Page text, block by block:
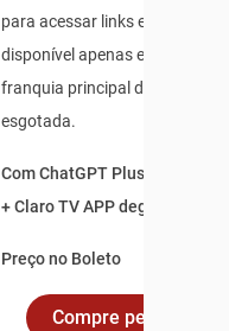
para acessar links externos, e
disponível apenas enquanto
franquia principal de dados
esgotada.
Com ChatGPT Plus incluso
+ Claro TV APP degustação
Preço no Boleto
Compre pelo